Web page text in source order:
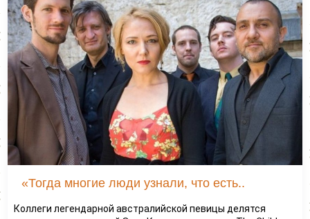
«Тогда многие люди узнали, что есть..
Коллеги легендарной австралийской певицы делятся